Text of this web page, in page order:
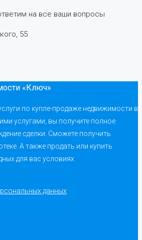
на все ваши вопросы
55
«Ключ»
по купле-продаже недвижимости в
услугами, вы получите полное
сделки. Сможете получить
А также продать или купить
для вас условиях
данных